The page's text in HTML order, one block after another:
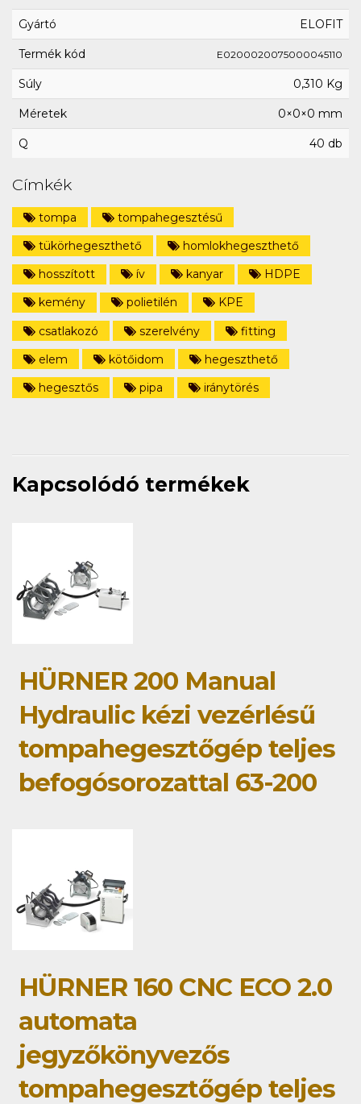
Gyártó ELOFIT
Termék kód E0200020075000045110
Súly 0,310 Kg
Méretek 0×0×0 mm
Q 40 db
Címkék
tompa
tompahegesztésű
tükörhegeszthető
homlokhegeszthető
hosszított
ív kanyar
HDPE
kemény
polietilén
KPE
csatlakozó
szerelvény
fitting
elem
kötőidom
hegeszthető
hegesztős
pipa iránytörés
Kapcsolódó termékek
HÜRNER 200 Manual
Hydraulic kézi vezérlésű
tompahegesztőgép teljes
befogósorozattal 63-200
HÜRNER 160 CNC ECO 2.0
automata
jegyzőkönyvezős
tompahegesztőgép teljes